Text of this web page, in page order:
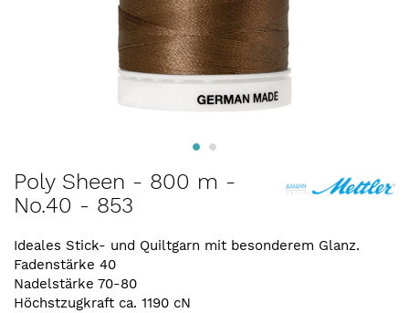
Zum
Anfang
der
springen
Poly Sheen - 800 m -
No.40 - 853
Ideales Stick- und Quiltgarn mit besonderem Glanz.
Fadenstärke 40
Nadelstärke 70-80
Höchstzugkraft ca. 1190 cN